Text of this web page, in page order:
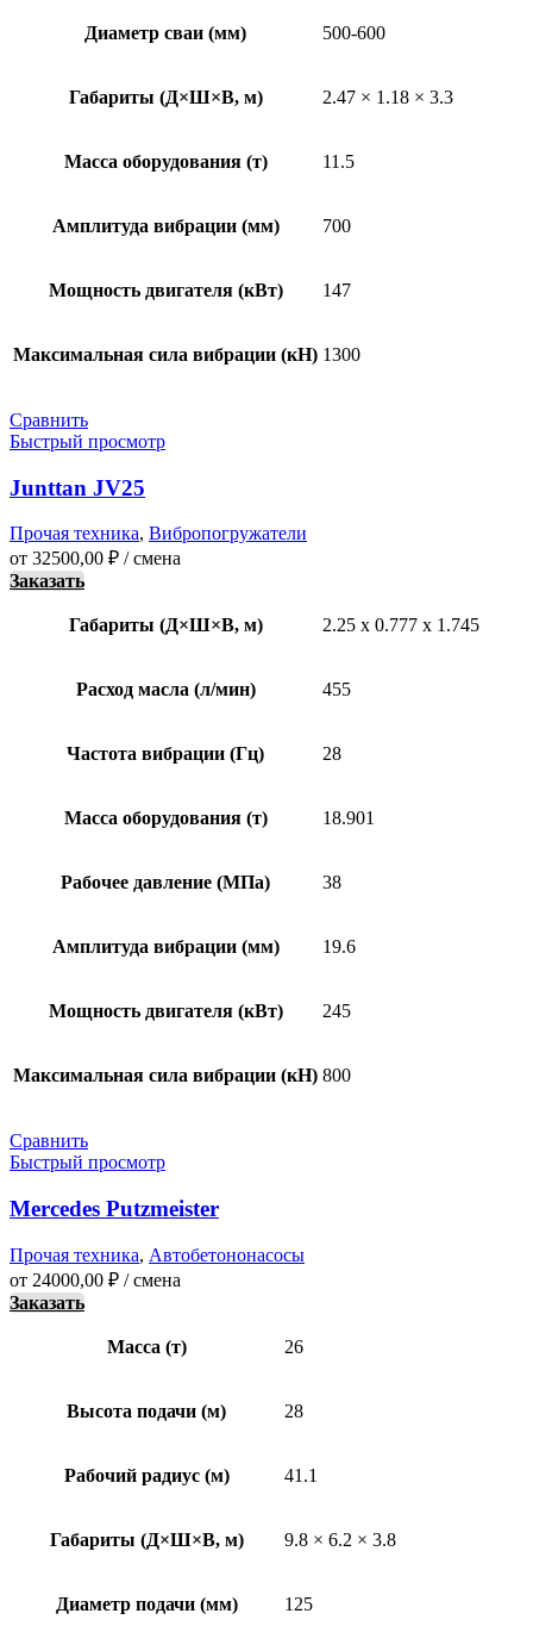
Диаметр сваи (мм) 500-600
Габариты (Д×Ш×В, м) 2.47 × 1.18 × 3.3
Масса оборудования (т) 11.5
Амплитуда вибрации (мм) 700
Мощность двигателя (кВт) 147
Максимальная сила вибрации (кН) 1300
Сравнить
Быстрый просмотр
Junttan JV25
Прочая техника, Вибропогружатели
от 32500,00 ₽ / смена
Заказать
Габариты (Д×Ш×В, м) 2.25 x 0.777 x 1.745
Расход масла (л/мин) 455
Частота вибрации (Гц) 28
Масса оборудования (т) 18.901
Рабочее давление (МПа) 38
Амплитуда вибрации (мм) 19.6
Мощность двигателя (кВт) 245
Максимальная сила вибрации (кН) 800
Сравнить
Быстрый просмотр
Mercedes Putzmeister
Прочая техника, Автобетононасосы
от 24000,00 ₽ / смена
Заказать
Масса (т) 26
Высота подачи (м) 28
Рабочий радиус (м) 41.1
Габариты (Д×Ш×В, м) 9.8 × 6.2 × 3.8
Диаметр подачи (мм) 125